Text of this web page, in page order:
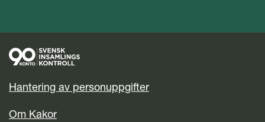
Hantering av personuppgifter
Om Kakor